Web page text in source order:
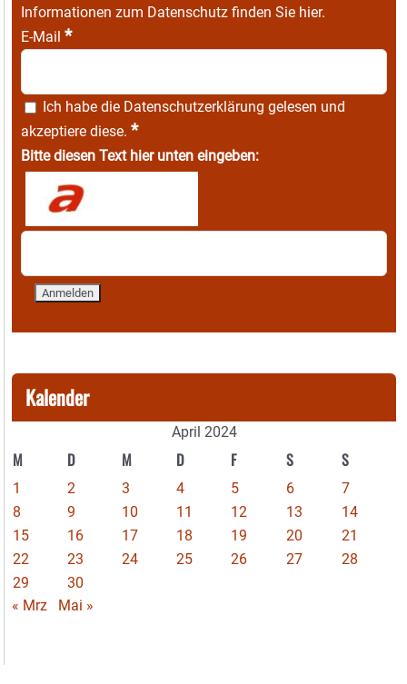
Informationen zum Datenschutz finden Sie hier.
E-Mail *
Ich habe die Datenschutzerklärung gelesen und
akzeptiere diese. *
Bitte diesen Text hier unten eingeben:
Kalender
April 2024
M D M D F S S
1 2 3 4 5 6
7
8
9 10 11 12 13
14
15
16 17 18 19 20
21
22
23 24 25 26 27
28
29
30
« Mrz
Mai »